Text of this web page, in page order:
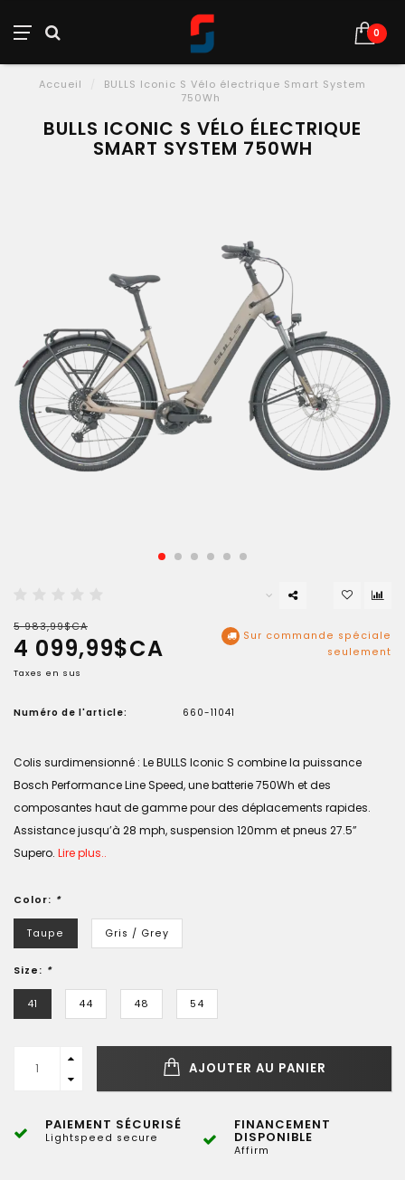
0
Accueil
BULLS Iconic S Vélo électrique Smart System
750Wh
BULLS ICONIC S VÉLO ÉLECTRIQUE
SMART SYSTEM 750WH
5 983,99$CA
4 099,99$CA
Taxes en sus
Sur commande spéciale
seulement
Numéro de l'article: 660-11041
Colis surdimensionné : Le BULLS Iconic S combine la puissance
Bosch Performance Line Speed, une batterie 750Wh et des
composantes haut de gamme pour des déplacements rapides.
Assistance jusqu’à 28 mph, suspension 120mm et pneus 27.5”
Supero. Lire plus..
Color: *
Taupe Gris / Grey
Size: *
41 44 48 54
AJOUTER AU PANIER
PAIEMENT SÉCURISÉ
Lightspeed secure
FINANCEMENT
DISPONIBLE
Affirm